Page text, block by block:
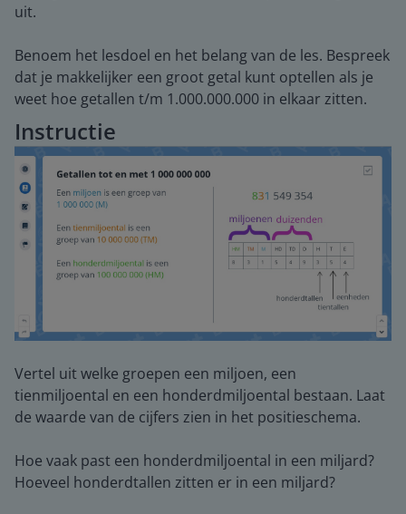
uit.
Benoem het lesdoel en het belang van de les. Bespreek
dat je makkelijker een groot getal kunt optellen als je
weet hoe getallen t/m 1.000.000.000 in elkaar zitten.
Instructie
Vertel uit welke groepen een miljoen, een
tienmiljoental en een honderdmiljoental bestaan. Laat
de waarde van de cijfers zien in het positieschema.
Hoe vaak past een honderdmiljoental in een miljard?
Hoeveel honderdtallen zitten er in een miljard?